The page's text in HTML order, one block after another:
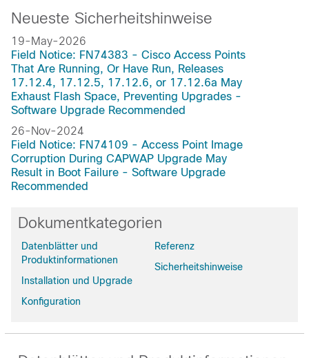
Neueste Sicherheitshinweise
19-May-2026
Field Notice: FN74383 - Cisco Access Points
That Are Running, Or Have Run, Releases
17.12.4, 17.12.5, 17.12.6, or 17.12.6a May
Exhaust Flash Space, Preventing Upgrades -
Software Upgrade Recommended
26-Nov-2024
Field Notice: FN74109 - Access Point Image
Corruption During CAPWAP Upgrade May
Result in Boot Failure - Software Upgrade
Recommended
Dokumentkategorien
Datenblätter und
Produktinformationen
Installation und Upgrade
Konfiguration
Referenz
Sicherheitshinweise